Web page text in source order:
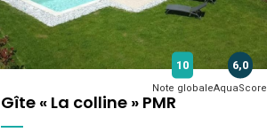
Gîte « La colline » PMR
10
Note globale
6,0
AquaScore